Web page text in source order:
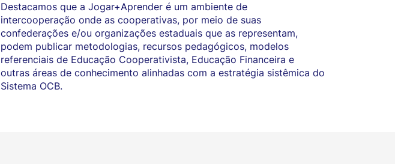
Destacamos que a Jogar+Aprender é um ambiente de
intercooperação onde as cooperativas, por meio de suas
confederações e/ou organizações estaduais que as representam,
podem publicar metodologias, recursos pedagógicos, modelos
referenciais de Educação Cooperativista, Educação Financeira e
outras áreas de conhecimento alinhadas com a estratégia sistêmica do
Sistema OCB.